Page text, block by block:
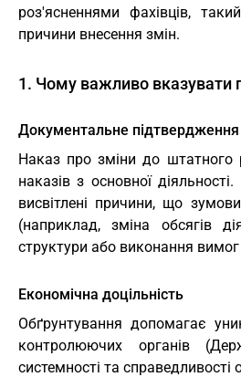
роз'ясненнями фахівців,
причини внесення змін.
1. Чому важливо вказувати
Документальне підтвердження
Наказ про зміни до штатного
наказів з основної
висвітлені причини, що
(наприклад, зміна обсягів
структури або виконання
Економічна доцільність
Обґрунтування допомагає
контролюючих органів
системності та справедливості